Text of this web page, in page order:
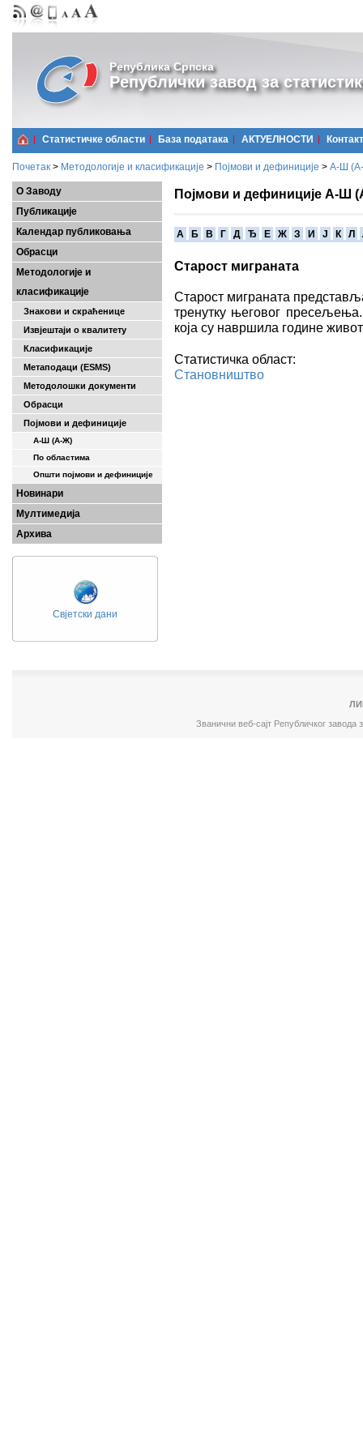
Република Српска
Републички завод за
Статистичке области Базa података АКТУЕЛНОСТИ Контакт
Почетак > Методологије и класификације > Појмови и дефиниције > А-Ш
О Заводу
Публикације
Календар публиковања
Обрасци
Методологије и
класификације
Знакови и скраћенице
Извјештаји о квалитету
Класификације
Метаподаци (ESMS)
Методолошки документи
Обрасци
Појмови и дефиниције
А-Ш (A-Ж)
По областима
Општи појмови и дефиниције
Новинари
Мултимедија
Архива
Свјетски дани
Појмови и дефиниције А-Ш
A Б В Г Д Ђ Е Ж З И Ј К Л
Старост миграната
Старост миграната
тренутку његовог
која су навршила године
Статистичка област:
Становништво
Званични веб-сајт Републичког